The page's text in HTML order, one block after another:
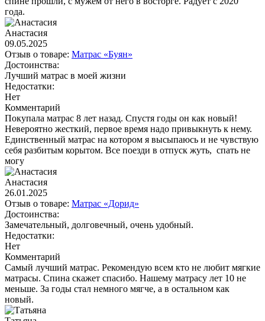
года.
Анастасия
09.05.2025
Отзыв о товаре: Матрас «Буян»
Достоинства:
Лучший матрас в моей жизни
Недостатки:
Нет
Комментарий
Покупала матрас 8 лет назад. Спустя годы он как новый!
Невероятно жесткий, первое время надо привыкнуть к нему.
Единственный матрас на котором я высыпаюсь и не чувствую
себя разбитым корытом. Все поезди в отпуск жуть, спать не
могу
Анастасия
26.01.2025
Отзыв о товаре: Матрас «Дорид»
Достоинства:
Замечательный, долговечный, очень удобный.
Недостатки:
Нет
Комментарий
Самый лучший матрас. Рекомендую всем кто не любит мягкие
матрасы. Спина скажет спасибо. Нашему матрасу лет 10 не
меньше. За годы стал немного мягче, а в остальном как
новый.